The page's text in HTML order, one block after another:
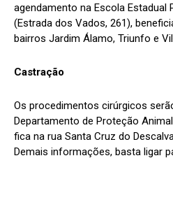
agendamento na Escola
(Estrada dos Vados, 261),
bairros Jardim Álamo, Triunfo e
Castração
Os procedimentos cirúrgicos
Departamento de Proteção
fica na rua Santa Cruz do
Demais informações, basta ligar